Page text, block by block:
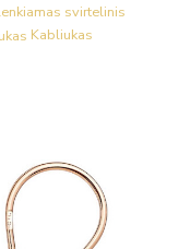
svirtelinis
Kabliukas